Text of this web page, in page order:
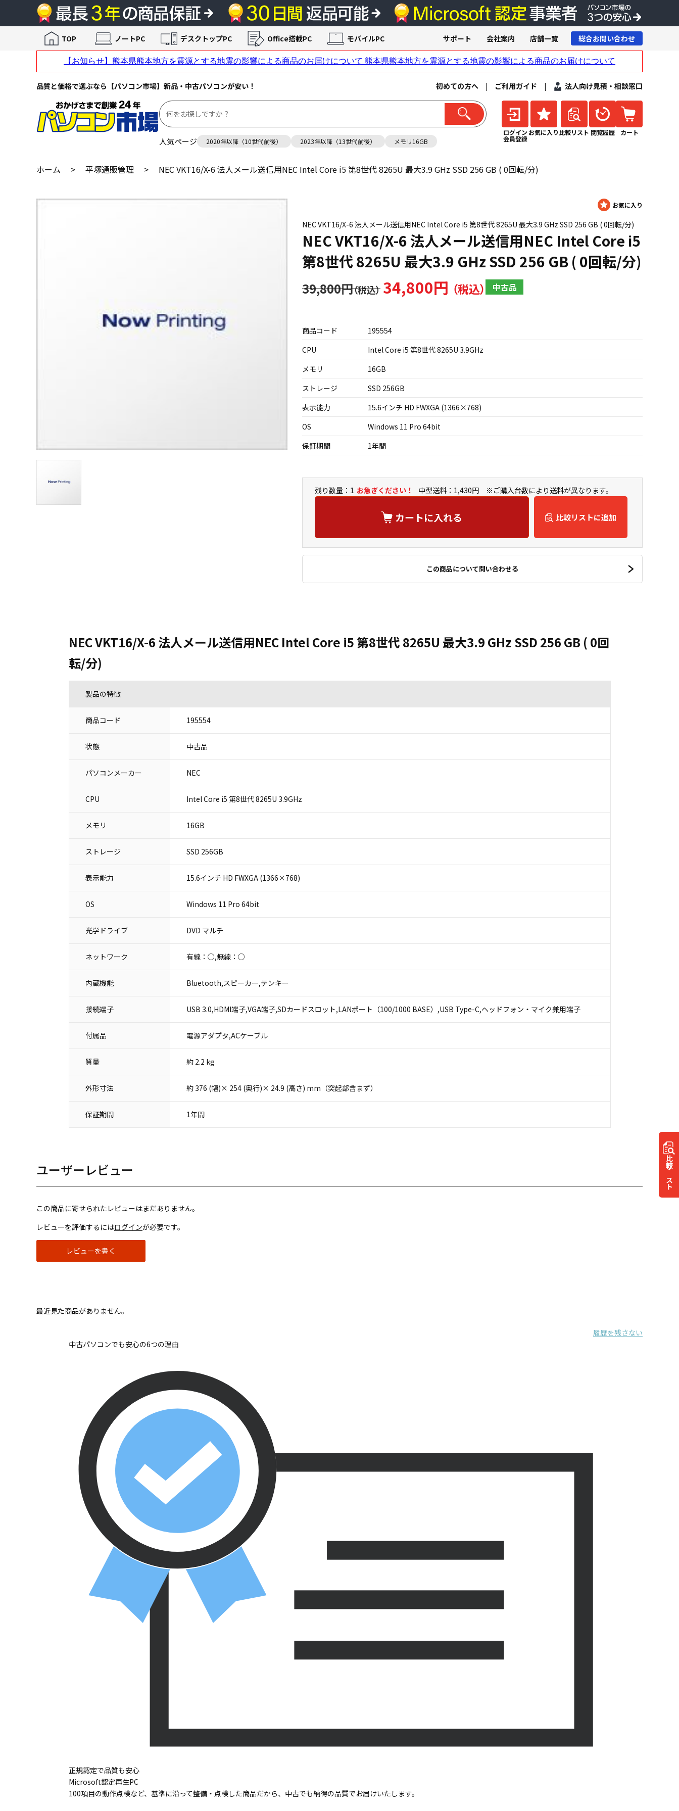
品質と価格で選ぶなら【パソコン市場】新品・中古パソコンが安い！ 初めての方へ | ご利用ガイド | 法人向け見積・相談窓口
人気ページ 2020年以降（10世代前後） 2023年以降（13世代前後） メモリ16GB
ログイン
会員登録
お気に入り 比較リスト 閲覧履歴 カート
TOP ノートPC デスクトップPC Office搭載PC モバイルPC サポート 会社案内 店舗一覧 総合お問い合わせ
ホーム > 平塚通販管理 > NEC VKT16/X-6 法人メール送信用NEC Intel Core i5 第8世代 8265U 最大3.9 GHz SSD 256 GB ( 0回転/分)
NEC VKT16/X-6 法人メール送信用NEC Intel Core i5 第8世代 8265U 最大3.9 GHz SSD 256 GB ( 0回転/分)
NEC VKT16/X-6 法人メール送信用NEC Intel Core i5
第8世代 8265U 最大3.9 GHz SSD 256 GB ( 0回転/分)
34,800円 中古品
39,800円
商品コード
195554
CPU
Intel Core i5 第8世代 8265U 3.9GHz
メモリ
16GB
ストレージ
SSD 256GB
表示能力
15.6インチ HD FWXGA (1366×768)
OS
Windows 11 Pro 64bit
保証期間
1年間
残り数量：1 お急ぎください！ 中型送料：1,430円 ※ご購入台数により送料が異なります。
カートに入れる 比較リストに追加
この商品について問い合わせる
比較
リスト
NEC VKT16/X-6 法人メール送信用NEC Intel Core i5 第8世代 8265U 最大3.9 GHz SSD 256 GB ( 0回
転/分)
製品の特徴
商品コード 195554
状態 中古品
パソコンメーカー NEC
CPU Intel Core i5 第8世代 8265U 3.9GHz
メモリ 16GB
ストレージ SSD 256GB
表示能力 15.6インチ HD FWXGA (1366×768)
OS Windows 11 Pro 64bit
光学ドライブ DVD マルチ
ネットワーク 有線：○,無線：○
内蔵機能 Bluetooth,スピーカー,テンキー
接続端子 USB 3.0,HDMI端子,VGA端子,SDカードスロット,LANポート（100/1000 BASE）,USB Type-C,ヘッドフォン・マイク兼用端子
付属品 電源アダプタ,ACケーブル
質量 約 2.2 kg
外形寸法 約 376 (幅)× 254 (奥行)× 24.9 (高さ) mm（突起部含まず）
保証期間 1年間
ユーザーレビュー
この商品に寄せられたレビューはまだありません。
レビューを評価するにはログインが必要です。
レビューを書く
最近見た商品がありません。
履歴を残さない
中古パソコンでも安心の6つの理由
正規認定で品質も安心
Microsoft認定再生PC
100項目の動作点検など、基準に沿って整備・点検した商品だから、中古でも納得の品質でお届けいたします。